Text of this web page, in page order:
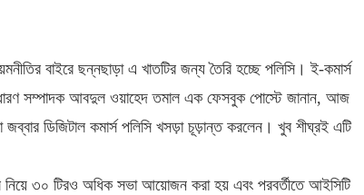
বাইরে ছন্নছাড়া এ খাতটির জন্য তৈরি হচ্ছে পলিসি। ই-কমার্স
সম্পাদক আবদুল ওয়াহেদ তমাল এক ফেসবুক পোস্টে জানান, আজ
ডিজিটাল কমার্স পলিসি খসড়া চূড়ান্ত করলেন। খুব শীঘ্রই এটি
৩০ টিরও অধিক সভা আয়োজন করা হয় এবং পরবর্তীতে আইসিটি